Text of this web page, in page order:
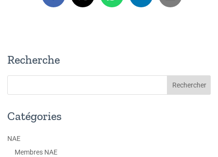
Recherche
Catégories
NAE
Membres NAE